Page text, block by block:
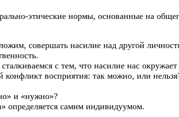
этические нормы, основанные на
совершать насилие над другой
с тем, что насилие нас
конфликт восприятия: так можно, или
и «нужно»?
определяется самим индивидуумом.